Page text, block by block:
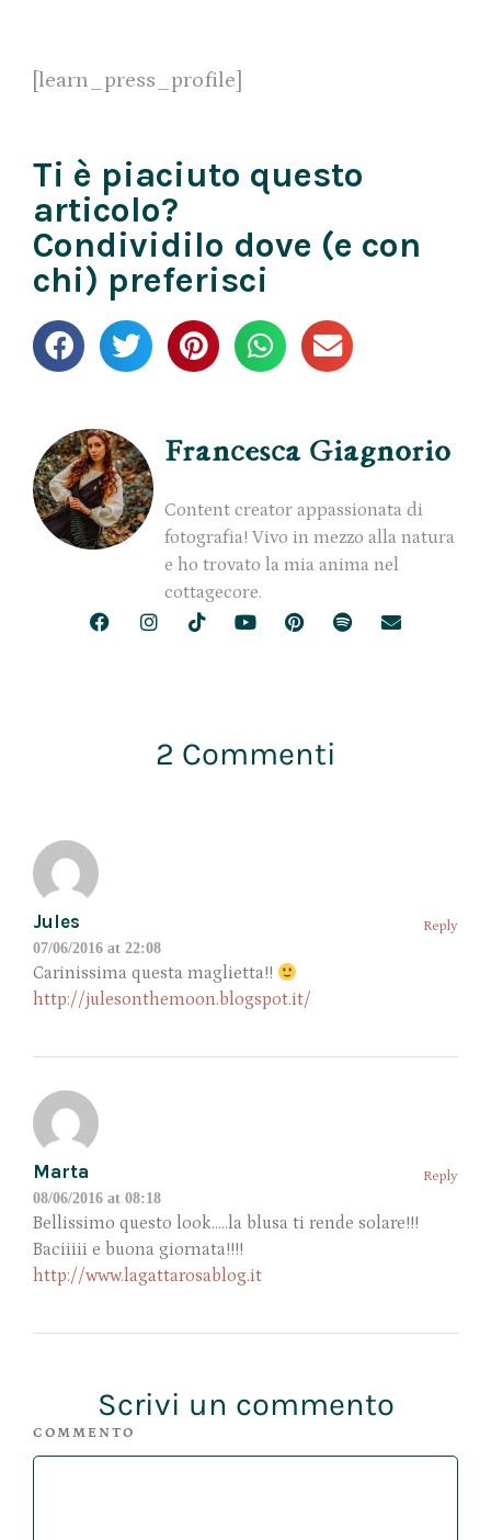
[learn_press_profile]
Ti è piaciuto questo
articolo?
Condividilo dove (e con
chi) preferisci
Francesca Giagnorio
Content creator appassionata di
fotografia! Vivo in mezzo alla natura
e ho trovato la mia anima nel
cottagecore.
2 Commenti
Jules
07/06/2016 at 22:08
Reply
Carinissima questa maglietta!!
http://julesonthemoon.blogspot.it/
Marta
08/06/2016 at 08:18
Reply
Bellissimo questo look…..la blusa ti rende solare!!!
Baciiiii e buona giornata!!!!
http://www.lagattarosablog.it
Scrivi un commento
COMMENTO